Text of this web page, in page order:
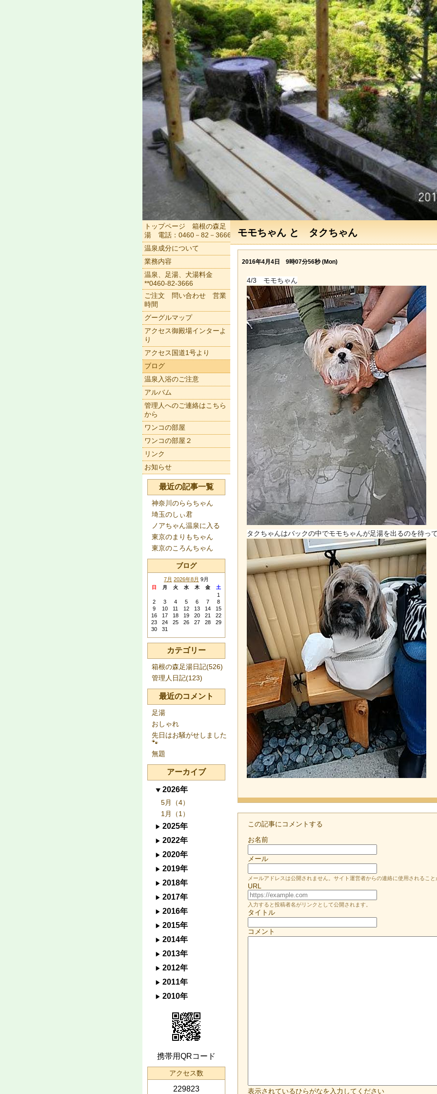
モモちゃん と タクちゃん
2016年4月4日 9時07分56秒 (Mon)
4/3 モモちゃん
タクちゃんはバックの中でモモちゃんが足湯を出るのを待っ
この記事にコメントする
お名前
メール
メールアドレスは公開されません。サイト運営者からの連絡に使用されるこ
URL
入力すると投稿者名がリンクとして公開されます。
タイトル
コメント
表示されているひらがなを入力してください
トップページ 箱根の森足
湯 電話：0460－82－3666
温泉成分について
業務内容
温泉、足湯、犬湯料金
**0460-82-3666
ご注文 問い合わせ 営業
時間
グーグルマップ
アクセス御殿場インターよ
り
アクセス国道1号より
ブログ
温泉入浴のご注意
アルバム
管理人へのご連絡はこちら
から
ワンコの部屋
ワンコの部屋２
リンク
お知らせ
最近の記事一覧
神奈川のららちゃん
埼玉のしぃ君
ノアちゃん温泉に入る
東京のまりもちゃん
東京のころんちゃん
ブログ
7月 2026年8月 9月
日 月 火 水 木 金 土
1
2
3 4 5 6 7
8
9
10 11 12 13 14
15
16
17 18 19 20 21
22
23
24 25 26 27 28
29
30
31
カテゴリー
箱根の森足湯日記(526)
管理人日記(123)
最近のコメント
足湯
おしゃれ
先日はお騒がせしました
🐾
無題
アーカイブ
2026年
5月（4）
1月（1）
2025年
2022年
2020年
2019年
2018年
2017年
2016年
2015年
2014年
2013年
2012年
2011年
2010年
携帯用QRコード
アクセス数
229823